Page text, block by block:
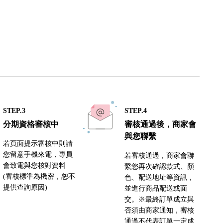
STEP.3
分期資格審核中
若頁面提示審核中則請
您留意手機來電，專員
會致電與您核對資料
(審核標準為機密，恕不
提供查詢原因)
STEP.4
審核通過後，商家會
與您聯繫
若審核通過，商家會聯
繫您再次確認款式、顏
色、配送地址等資訊，
並進行商品配送或面
交。※最終訂單成立與
否須由商家通知，審核
通過不代表訂單一定成